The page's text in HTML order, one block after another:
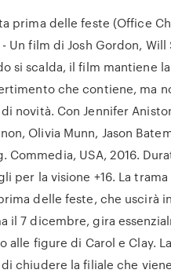
prima delle feste (Office
Un film di Josh Gordon, Will
si scalda, il film mantiene
che contiene, ma
novità. Con Jennifer
Olivia Munn, Jason
Commedia, USA, 2016.
per la visione +16. La
delle feste, che uscirà
il 7 dicembre, gira
alle figure di Carol e Clay.
chiudere la filiale che